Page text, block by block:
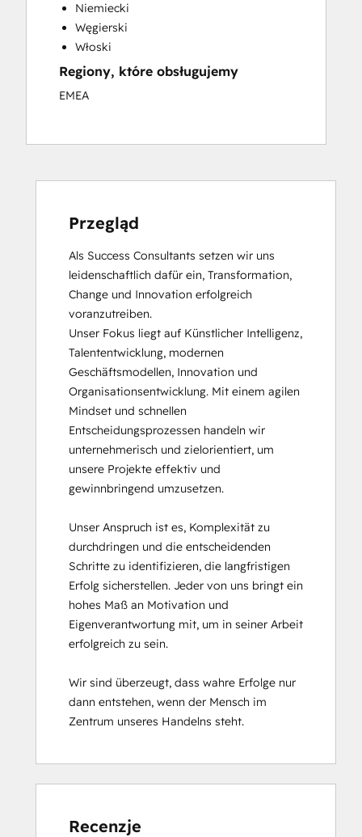
Niemiecki
Węgierski
Włoski
Regiony, które obsługujemy
EMEA
Przegląd
Als Success Consultants setzen wir uns
leidenschaftlich dafür ein, Transformation,
Change und Innovation erfolgreich
voranzutreiben.
Unser Fokus liegt auf Künstlicher Intelligenz,
Talententwicklung, modernen
Geschäftsmodellen, Innovation und
Organisationsentwicklung. Mit einem agilen
Mindset und schnellen
Entscheidungsprozessen handeln wir
unternehmerisch und zielorientiert, um
unsere Projekte effektiv und
gewinnbringend umzusetzen.
Unser Anspruch ist es, Komplexität zu
durchdringen und die entscheidenden
Schritte zu identifizieren, die langfristigen
Erfolg sicherstellen. Jeder von uns bringt ein
hohes Maß an Motivation und
Eigenverantwortung mit, um in seiner Arbeit
erfolgreich zu sein.
Wir sind überzeugt, dass wahre Erfolge nur
dann entstehen, wenn der Mensch im
Zentrum unseres Handelns steht.
Recenzje